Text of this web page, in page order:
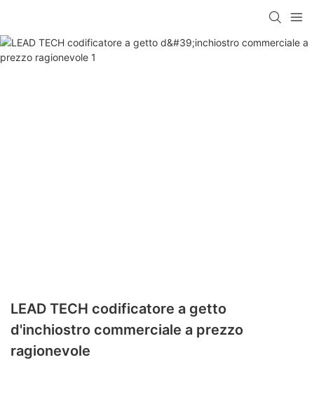
LEAD TECH codificatore a getto
d'inchiostro commerciale a prezzo
ragionevole